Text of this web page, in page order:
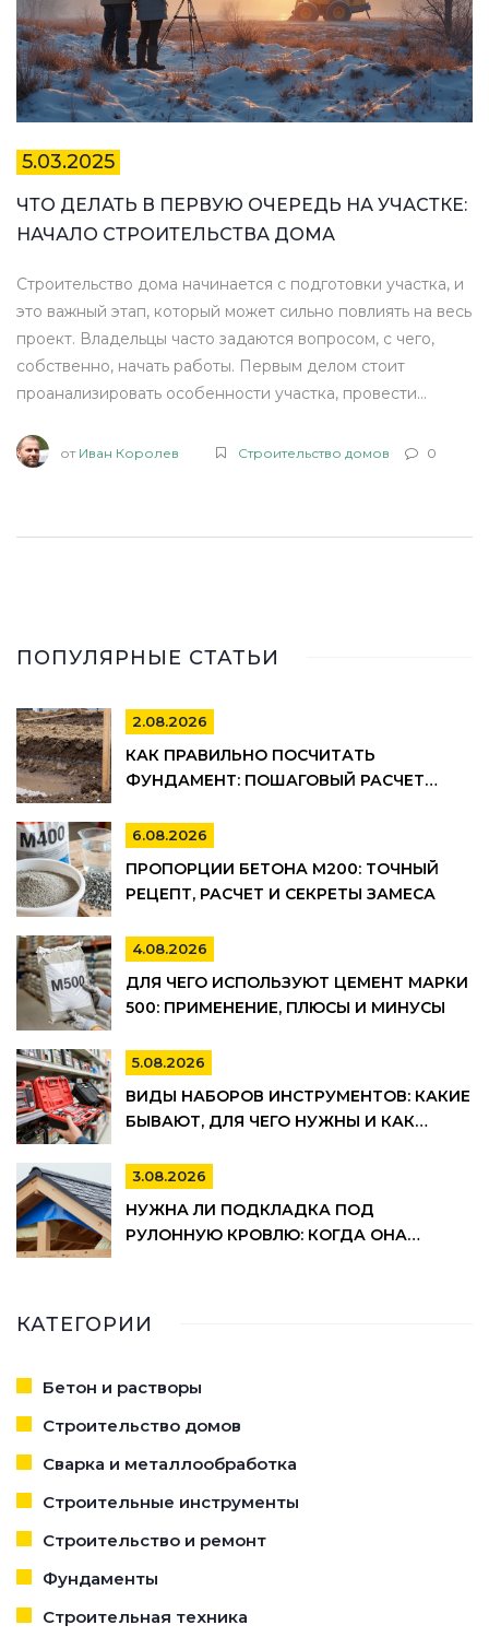
5.03.2025
ЧТО ДЕЛАТЬ В ПЕРВУЮ ОЧЕРЕДЬ НА УЧАСТКЕ:
НАЧАЛО СТРОИТЕЛЬСТВА ДОМА
Строительство дома начинается с подготовки участка, и
это важный этап, который может сильно повлиять на весь
проект. Владельцы часто задаются вопросом, с чего,
собственно, начать работы. Первым делом стоит
проанализировать особенности участка, провести
и оформление документации также играют ключевые
от Иван Королев Строительство домов 0
ПОПУЛЯРНЫЕ СТАТЬИ
2.08.2026
КАК ПРАВИЛЬНО ПОСЧИТАТЬ
ФУНДАМЕНТ: ПОШАГОВЫЙ РАСЧЕТ
ОПАЛУБКИ
6.08.2026
ПРОПОРЦИИ БЕТОНА М200: ТОЧНЫЙ
РЕЦЕПТ, РАСЧЕТ И СЕКРЕТЫ ЗАМЕСА
4.08.2026
ДЛЯ ЧЕГО ИСПОЛЬЗУЮТ ЦЕМЕНТ МАРКИ
500: ПРИМЕНЕНИЕ, ПЛЮСЫ И МИНУСЫ
5.08.2026
ВИДЫ НАБОРОВ ИНСТРУМЕНТОВ: КАКИЕ
БЫВАЮТ, ДЛЯ ЧЕГО НУЖНЫ И КАК
3.08.2026
НУЖНА ЛИ ПОДКЛАДКА ПОД
РУЛОННУЮ КРОВЛЮ: КОГДА ОНА
КАТЕГОРИИ
Бетон и растворы
Строительство домов
Сварка и металлообработка
Строительные инструменты
Строительство и ремонт
Фундаменты
Строительная техника